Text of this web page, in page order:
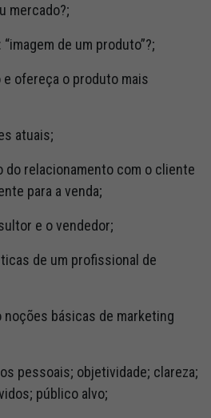
mercado?;
de um produto”?;
ofereça o produto mais
atuais;
do relacionamento com o cliente
para a venda;
e o vendedor;
de um profissional de
básicas de marketing
pessoais; objetividade; clareza;
público alvo;